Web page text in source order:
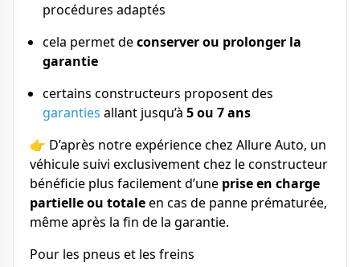
procédures adaptés
cela permet deconserver ou prolonger la
garantie
certains constructeurs proposent des
garanties allant jusqu’à 5 ou 7 ans
👉 D’après notre expérience chez Allure Auto, un
véhicule suivi exclusivement chez le constructeur
bénéficie plus facilement d’une prise en charge
partielle ou totaleen cas de panne prématurée,
même après la fin de la garantie.
Pour les pneus et les freins